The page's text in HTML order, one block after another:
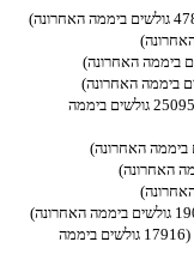
(25095 גולשים ביממה
(17916 גולשים ביממה